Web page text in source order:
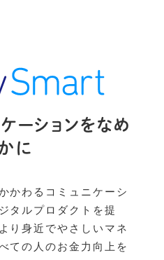
ーションをなめ
に
かわるコミュニケーシ
タルプロダクトを提
り身近でやさしいマネ
ての人のお金力向上を